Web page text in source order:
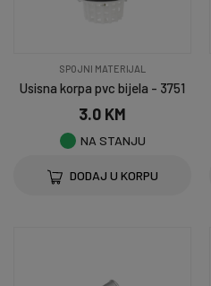
SPOJNI MATERIJAL
Usisna korpa pvc bijela - 3751
3.0 KM
NA STANJU
DODAJ U KORPU